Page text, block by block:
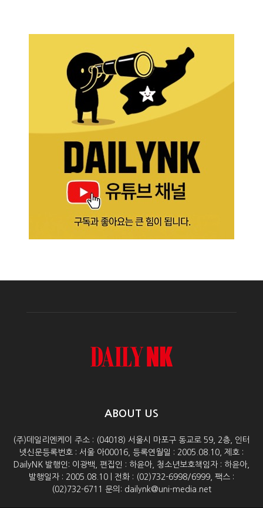
ABOUT US
(주)데일리엔케이 주소 : (04018) 서울시 마포구 동교로 59, 2층, 인터
넷신문등록번호 : 서울 아00016, 등록연월일 : 2005.08.10, 제호 :
DailyNK 발행인: 이광백, 편집인 : 하윤아, 청소년보호책임자 : 하윤아,
발행일자 : 2005.08.10 | 전화 : (02)732-6998/6999, 팩스 :
(02)732-6711 문의: dailynk@uni-media.net